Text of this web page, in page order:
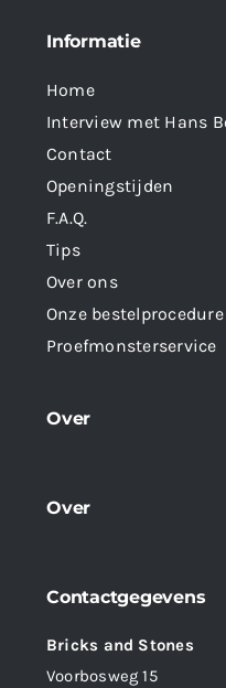
Informatie
Home
Interview met Hans
Contact
Openingstijden
F.A.Q.
Tips
Over ons
Onze
Proefmonsterservice
Over
Over
Contactgegevens
Bricks and Stones
Voorbosweg 15